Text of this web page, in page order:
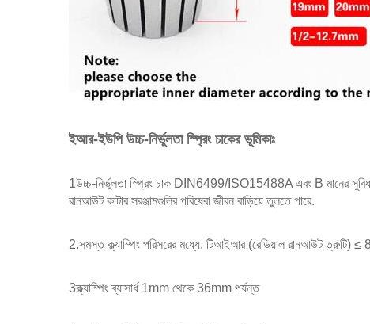
ইআর-ইউপি উচ্চ-নির্ভুলতা স্প্রিং চাকের ভূমিকাঃ
1উচ্চ-নির্ভুলতা স্প্রিং চাক DIN6499/ISO15488A এবং B মানের
রানআউট কাটার সরঞ্জামগুলির পরিষেবা জীবন বাড়িয়ে তুলতে পারে.
2.সমস্ত ক্ল্যাম্পিং পরিসরের মধ্যে, টিআইআর (রেডিয়াল রানআউট ত্রুটি) ≤
3ক্ল্যাম্পিং ব্যাসার্ধ 1mm থেকে 36mm পর্যন্ত